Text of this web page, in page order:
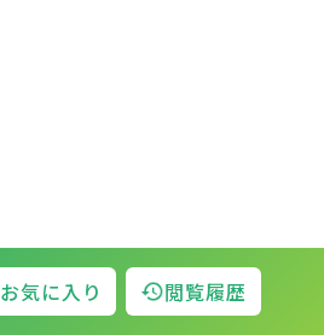
お気に入り 閲覧履歴